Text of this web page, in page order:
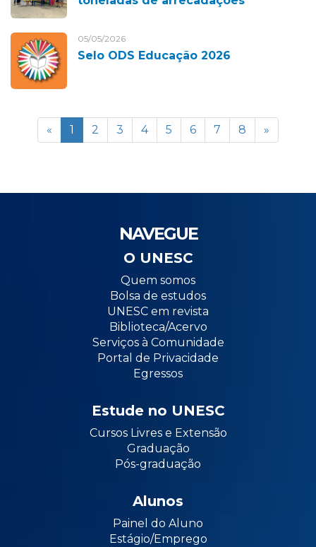
05/05/2026
Selo ODS Educação 2026
« 1 2 3 4 5 6 7 8 »
NAVEGUE
O UNESC
Quem somos
Bolsa de estudos
UNESC em revista
Biblioteca/Acervo
Serviços à Comunidade
Portal de Privacidade
Egressos
Estude no UNESC
Cursos Livres e Extensão
Graduação
Pós-graduação
Alunos
Painel do Aluno
Estágio/Emprego